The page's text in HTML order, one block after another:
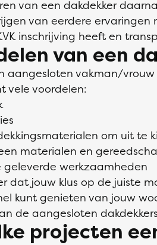
van een dakdekker
van eerdere ervaringen
inschrijving heeft en
van een
aangesloten vakman/vrouw
vele voordelen:
om uit te
materialen en
geleverde werkzaamheden
dat jouw klus op de juiste
kunt genieten van jouw
de aangesloten
projecten